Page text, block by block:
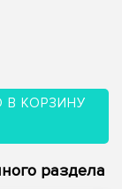
В КОРЗИНУ
раздела